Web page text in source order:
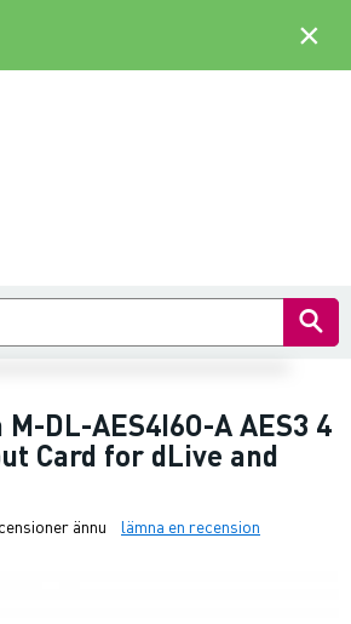
DL-AES4I6O-A AES3 4
Card for dLive and
ännu lämna en recension
×